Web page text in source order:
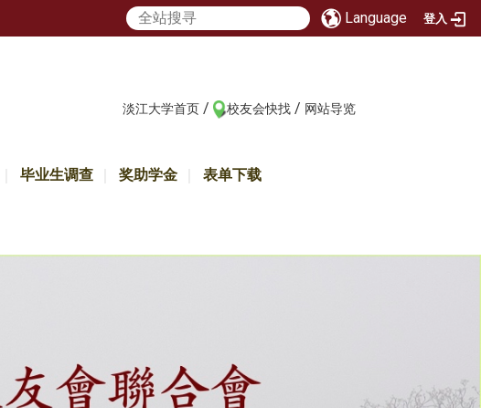
Language 登入
淡江大学首页 / 校友会快找 / 网站导览
毕业生调查 奖助学金 表单下载